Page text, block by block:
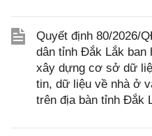
Quyết định 80/2026/
dân tỉnh Đắk Lắk ban
xây dựng cơ sở dữ
tin, dữ liệu về nhà ở
trên địa bàn tỉnh Đắk